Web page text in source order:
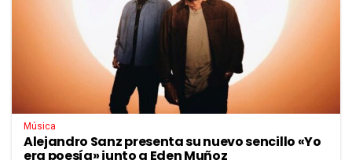
Música
Alejandro Sanz presenta su nuevo sencillo «Yo
era poesía» junto a Eden Muñoz